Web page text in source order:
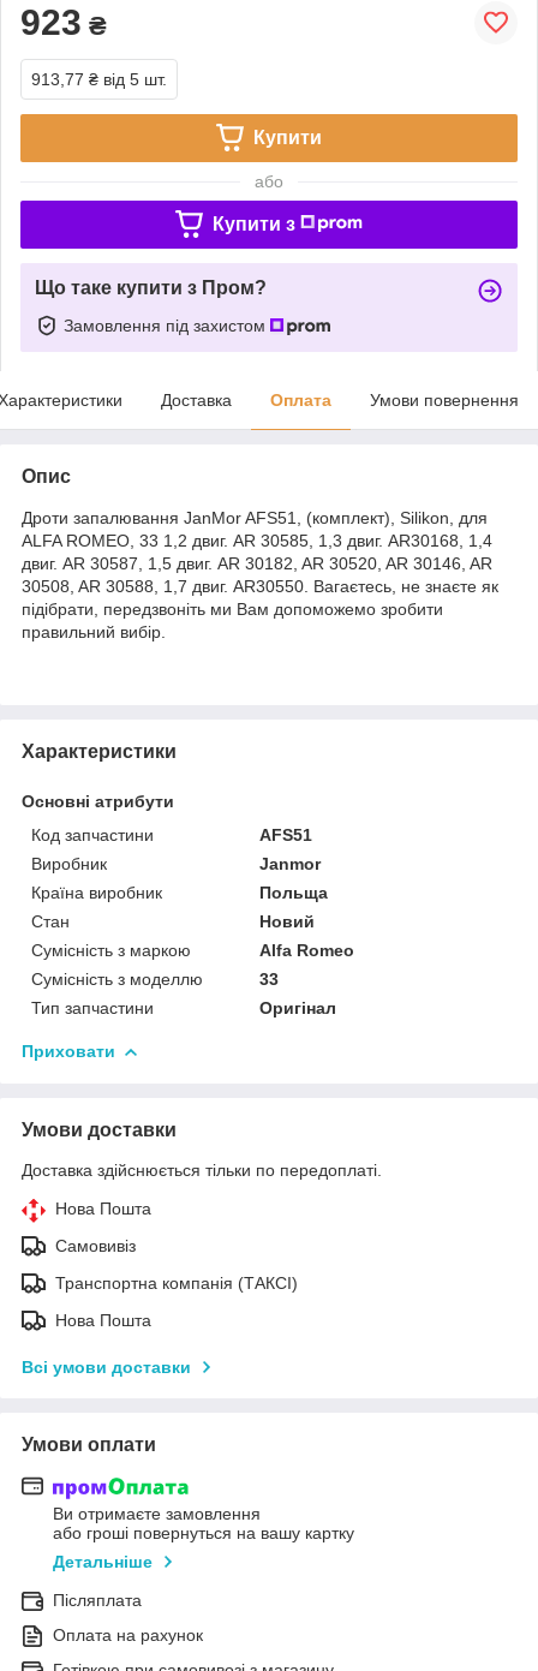
923 ₴
913,77 ₴ від 5 шт.
Купити
або
Купити з
Що таке купити з Пром?
Замовлення під захистом
Доставка Оплата Умови повернення
Опис
Дроти запалювання JanMor AFS51, (комплект), Silikon, для
ALFA ROMEO, 33 1,2 двиг. AR 30585, 1,3 двиг. AR30168, 1,4
двиг. AR 30587, 1,5 двиг. AR 30182, AR 30520, AR 30146, AR
30508, AR 30588, 1,7 двиг. AR30550. Вагаєтесь, не знаєте як
підібрати, передзвоніть ми Вам допоможемо зробити
правильний вибір.
Характеристики
Основні атрибути
Код запчастини
AFS51
Виробник
Janmor
Країна виробник
Польща
Стан
Новий
Сумісність з маркою
Alfa Romeo
Сумісність з моделлю
33
Тип запчастини
Оригінал
Приховати
Умови доставки
Доставка здійснюється тільки по передоплаті.
Нова Пошта
Самовивіз
Транспортна компанія (ТАКСІ)
Нова Пошта
Всі умови доставки
Умови оплати
Ви отримаєте замовлення
або гроші повернуться на вашу картку
Детальніше
Післяплата
Оплата на рахунок